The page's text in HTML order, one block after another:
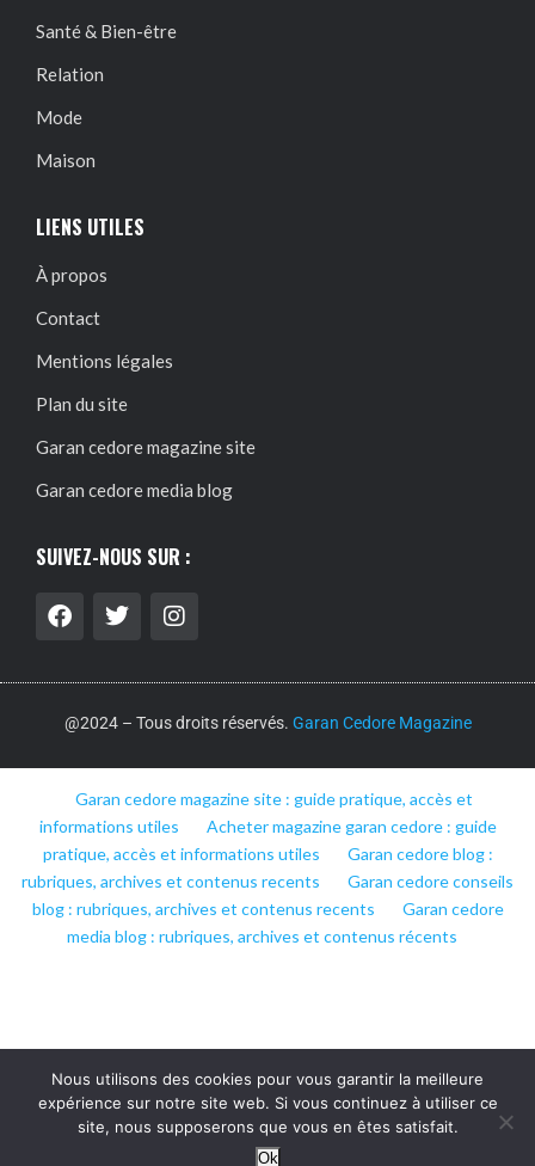
Santé & Bien-être
Relation
Mode
Maison
LIENS UTILES
À propos
Contact
Mentions légales
Plan du site
Garan cedore magazine site
Garan cedore media blog
SUIVEZ-NOUS SUR :
@2024 – Tous droits réservés. Garan Cedore Magazine
Garan cedore magazine site : guide pratique, accès et
informations utiles
Acheter magazine garan cedore : guide
pratique, accès et informations utiles
Garan cedore blog :
rubriques, archives et contenus recents
Garan cedore conseils
blog : rubriques, archives et contenus recents
Garan cedore
media blog : rubriques, archives et contenus récents
Nous utilisons des cookies pour vous garantir la meilleure
expérience sur notre site web. Si vous continuez à utiliser ce
site, nous supposerons que vous en êtes satisfait.
Ok